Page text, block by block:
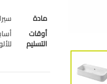
مادة
أوقات
التسليم